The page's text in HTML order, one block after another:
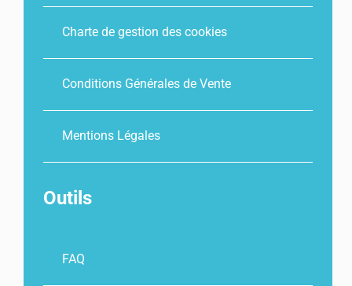
Charte de gestion des cookies
Conditions Générales de Vente
Mentions Légales
Outils
FAQ